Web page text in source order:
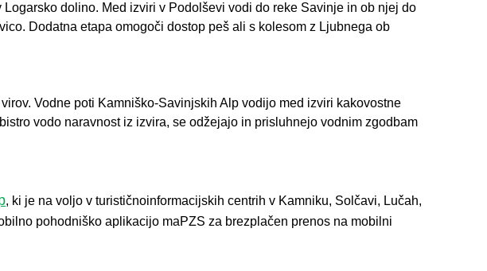
dolino. Med izviri v Podolševi vodi do reke Savinje in ob njej do
Dodatna etapa omogoči dostop peš ali s kolesom z Ljubnega ob
Vodne poti Kamniško-Savinjskih Alp vodijo med izviri kakovostne
vodo naravnost iz izvira, se odžejajo in prisluhnejo vodnim zgodbam
, ki je na voljo v turističnoinformacijskih centrih v Kamniku, Solčavi, Lučah,
pohodniško aplikacijo maPZS za brezplačen prenos na mobilni